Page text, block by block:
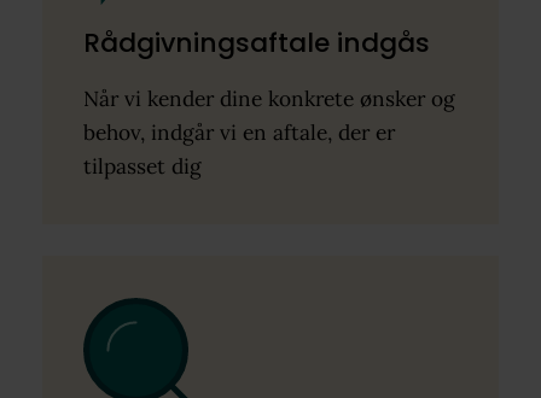
Rådgivningsaftale indgås
Når vi kender dine konkrete ønsker og
behov, indgår vi en aftale, der er
tilpasset dig